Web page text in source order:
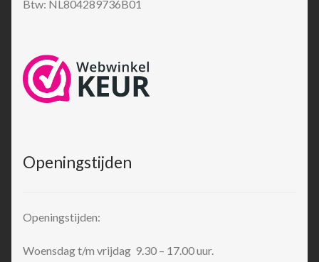
Btw: NL804289736B01
Openingstijden
Openingstijden:
Woensdag t/m vrijdag 9.30 – 17.00 uur.